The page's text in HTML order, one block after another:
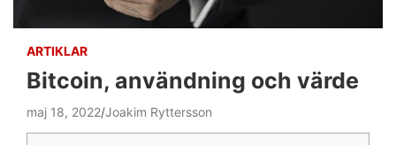
ARTIKLAR
Bitcoin, användning och värde
maj 18, 2022 Joakim Ryttersson